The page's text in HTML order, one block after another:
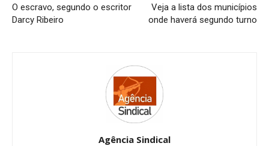
O escravo, segundo o escritor
Darcy Ribeiro
Veja a lista dos municípios
onde haverá segundo turno
Agência Sindical